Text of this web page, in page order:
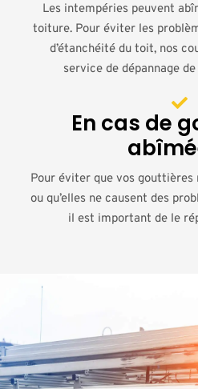
Les intempéries peuvent
toiture. Pour éviter les
d’étanchéité du toit, nos
service de dépannage
En cas de
Pour éviter que vos
ou qu’elles ne causent des
il est important de le